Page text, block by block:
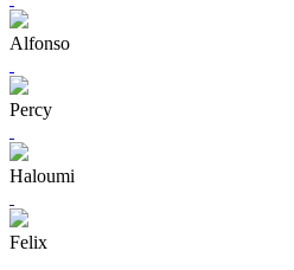
Alfonso
Percy
Haloumi
Felix